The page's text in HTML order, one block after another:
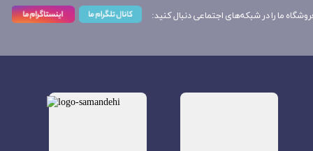
ما را در شبکه‌های اجتماعی دنبال کنید: